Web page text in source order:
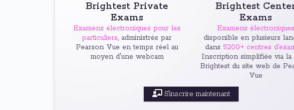
Brightest Private
Exams
Examens électroniques pour les
particuliers, administrés par
Pearson Vue en temps réel au
moyen d'une webcam
Brightest
Exams
Examens électroniques
disponible en plusieurs
dans 5200+ centres
Inscription simplifiée via la
Brightest du site web de
Vue
S'inscrire maintenant